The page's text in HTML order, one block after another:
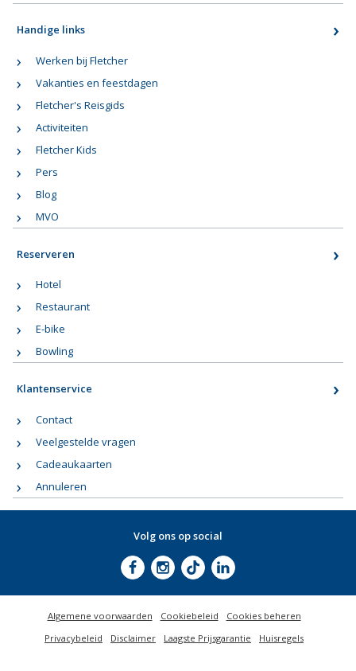
Handige links
Werken bij Fletcher
Vakanties en feestdagen
Fletcher's Reisgids
Activiteiten
Fletcher Kids
Pers
Blog
MVO
Reserveren
Hotel
Restaurant
E-bike
Bowling
Klantenservice
Contact
Veelgestelde vragen
Cadeaukaarten
Annuleren
Volg ons op social
Algemene voorwaarden Cookiebeleid
Cookies beheren
Privacybeleid
Disclaimer Laagste Prijsgarantie Huisregels